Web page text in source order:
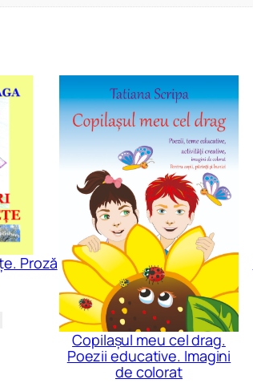
Proză
Copilașul meu cel drag.
Poezii educative. Imagini
de colorat